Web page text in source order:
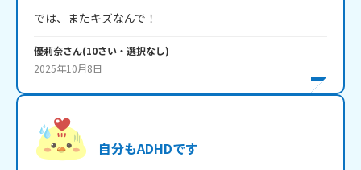
では、またキズなんで！
優莉奈さん(10さい・ 選択なし)
2025年10月8日
自分もADHDです